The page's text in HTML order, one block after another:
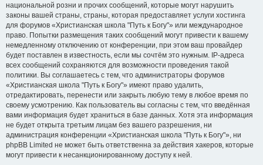
национальной розни и прочих сообщений, которые могут нарушить
законы вашей страны, страны, которая предоставляет услуги хостинга
для форумов «Христианская школа "Путь к Богу"» или международное
право. Попытки размещения таких сообщений могут привести к вашему
немедленному отключению от конференции, при этом ваш провайдер
будет поставлен в известность, если мы сочтём это нужным. IP-адреса
всех сообщений сохраняются для возможности проведения такой
политики. Вы соглашаетесь с тем, что администраторы форумов
«Христианская школа "Путь к Богу"» имеют право удалить,
отредактировать, перенести или закрыть любую тему в любое время по
своему усмотрению. Как пользователь вы согласны с тем, что введённая
вами информация будет храниться в базе данных. Хотя эта информация
не будет открыта третьим лицам без вашего разрешения, ни
администрация конференции «Христианская школа "Путь к Богу"», ни
phpBB Limited не может быть ответственна за действия хакеров, которые
могут привести к несанкционированному доступу к ней.